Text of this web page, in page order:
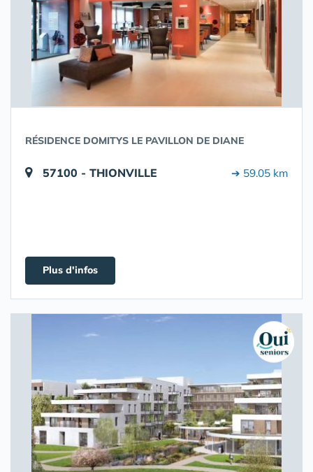
RÉSIDENCE DOMITYS LE PAVILLON DE DIANE
57100 - THIONVILLE ➔ 59.05 km
Plus d'infos